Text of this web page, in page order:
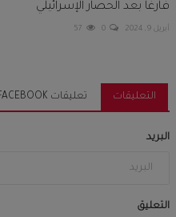
فارغًا بعد الحصار الإسرائيلي
أبريل 9, 2024 0
57
التعليقات تعليقات FACEBOOK
البريد
التعليق